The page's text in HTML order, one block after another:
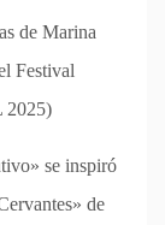
de Marina
Festival
2025)
se inspiró
de